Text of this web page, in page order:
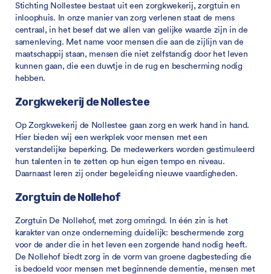
Stichting Nollestee bestaat uit een zorgkwekerij, zorgtuin en
inloophuis. In onze manier van zorg verlenen staat de mens
centraal, in het besef dat we allen van gelijke waarde zijn in de
samenleving. Met name voor mensen die aan de zijlijn van de
maatschappij staan, mensen die niet zelfstandig door het leven
kunnen gaan, die een duwtje in de rug en bescherming nodig
hebben.
Zorgkwekerij de Nollestee
Op Zorgkwekerij de Nollestee gaan zorg en werk hand in hand.
Hier bieden wij een werkplek voor mensen met een
verstandelijke beperking. De medewerkers worden gestimuleerd
hun talenten in te zetten op hun eigen tempo en niveau.
Daarnaast leren zij onder begeleiding nieuwe vaardigheden.
Zorgtuin de Nollehof
Zorgtuin De Nollehof, met zorg omringd. In één zin is het
karakter van onze onderneming duidelijk: beschermende zorg
voor de ander die in het leven een zorgende hand nodig heeft.
De Nollehof biedt zorg in de vorm van groene dagbesteding die
is bedoeld voor mensen met beginnende dementie, mensen met